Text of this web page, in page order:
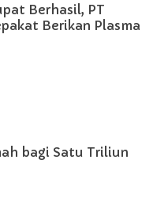
Berhasil, PT
Berikan Plasma
bagi Satu Triliun